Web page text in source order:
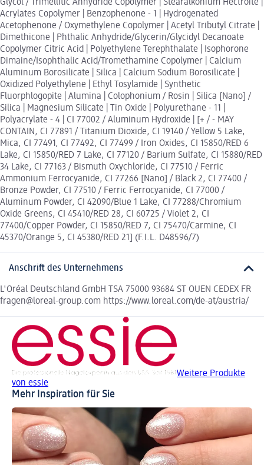
Glycol / Trimellitic Anhydride Copolymer | Stearalkonium Hectroite |
Acrylates Copolymer | Benzophenone - 1 | Hydrogenated
Acetophenone / Oxymethylene Copolymer | Acetyl Tributyl Citrate |
Dimethicone | Phthalic Anhydride/Glycerin/Glycidyl Decanoate
Copolymer Citric Acid | Polyethylene Terephthalate | Isophorone
Dimaine/Isophthalic Acid/Tromethamine Copolymer | Calcium
Aluminum Borosilicate | Silica | Calcium Sodium Borosilicate |
Oxidized Polyethylene | Ethyl Tosylamide | Synthetic
Fluorphlogopite | Alumina | Colophonium / Rosin | Silica [Nano] /
Silica | Magnesium Silicate | Tin Oxide | Polyurethane - 11 |
Polyacrylate - 4 | CI 77002 / Aluminum Hydroxide | [+ / - MAY
CONTAIN, CI 77891 / Titanium Dioxide, CI 19140 / Yellow 5 Lake,
Mica, CI 77491, CI 77492, CI 77499 / Iron Oxides, CI 15850/RED 6
Lake, CI 15850/RED 7 Lake, CI 77120 / Barium Sulfate, CI 15880/RED
34 Lake, CI 77163 / Bismuth Oxychloride, CI 77510 / Ferric
Ammonium Ferrocyanide, CI 77266 [Nano] / Black 2, CI 77400 /
Bronze Powder, CI 77510 / Ferric Ferrocyanide, CI 77000 /
Aluminum Powder, CI 42090/Blue 1 Lake, CI 77288/Chromium
Oxide Greens, CI 45410/RED 28, CI 60725 / Violet 2, CI
77400/Copper Powder, CI 15850/RED 7, CI 75470/Carmine, CI
45370/Orange 5, CI 45380/RED 21] (F.I.L. D48596/7)
Anschrift des Unternehmens
L'Oréal Deutschland GmbH TSA 75000 93684 ST OUEN CEDEX FR
fragen@loreal-group.com https://www.loreal.com/de-at/austria/
Weitere Produkte
von essie
Mehr Inspiration für Sie